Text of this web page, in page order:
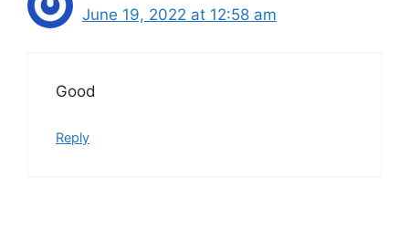
June 19, 2022 at 12:58 am
Good
Reply